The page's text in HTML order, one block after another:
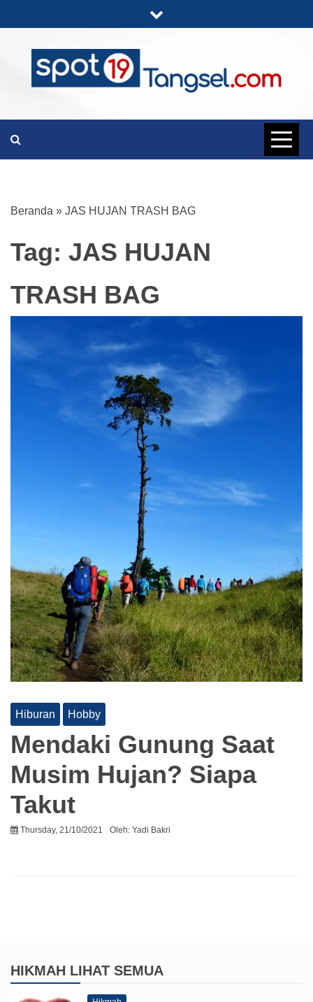
to
content
SPOT19
Beranda » JAS HUJAN TRASH BAG
Tag: JAS HUJAN
TRASH BAG
Hiburan Hobby
Mendaki Gunung Saat
Musim Hujan? Siapa
Takut
Thursday, 21/10/2021 Oleh: Yadi Bakri
HIKMAH LIHAT SEMUA